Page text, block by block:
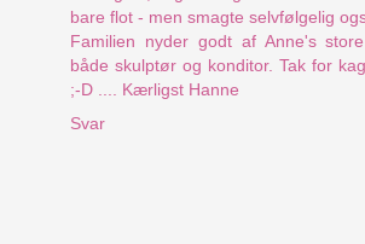
bare flot - men smagte selvfølgelig
Familien nyder godt af Anne's
både skulptør og konditor. Tak for
;-D .... Kærligst Hanne
Svar